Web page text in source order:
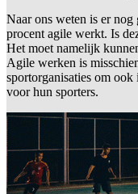
Naar ons weten is er nog
procent agile werkt. Is
Het moet namelijk
Agile werken is
sportorganisaties om
voor hun sporters.